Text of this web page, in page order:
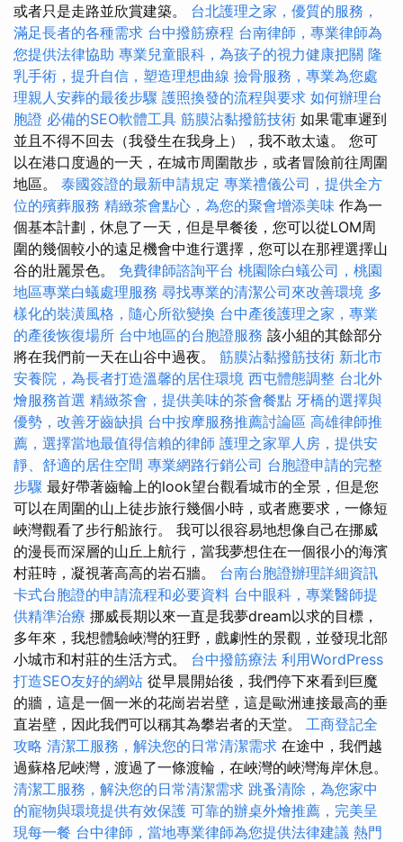
或者只是走路並欣賞建築。 台北護理之家，優質的服務，
滿足長者的各種需求 台中撥筋療程 台南律師，專業律師為
您提供法律協助 專業兒童眼科，為孩子的視力健康把關 隆
乳手術，提升自信，塑造理想曲線 撿骨服務，專業為您處
理親人安葬的最後步驟 護照換發的流程與要求 如何辦理台
胞證 必備的SEO軟體工具 筋膜沾黏撥筋技術 如果電車遲到
並且不得不回去（我發生在我身上），我不敢太遠。 您可
以在港口度過的一天，在城市周圍散步，或者冒險前往周圍
地區。 泰國簽證的最新申請規定 專業禮儀公司，提供全方
位的殯葬服務 精緻茶會點心，為您的聚會增添美味 作為一
個基本計劃，休息了一天，但是早餐後，您可以從LOM周
圍的幾個較小的遠足機會中進行選擇，您可以在那裡選擇山
谷的壯麗景色。 免費律師諮詢平台 桃園除白蟻公司，桃園
地區專業白蟻處理服務 尋找專業的清潔公司來改善環境 多
樣化的裝潢風格，隨心所欲變換 台中產後護理之家，專業
的產後恢復場所 台中地區的台胞證服務 該小組的其餘部分
將在我們前一天在山谷中過夜。 筋膜沾黏撥筋技術 新北市
安養院，為長者打造溫馨的居住環境 西屯體態調整 台北外
燴服務首選 精緻茶會，提供美味的茶會餐點 牙橋的選擇與
優勢，改善牙齒缺損 台中按摩服務推薦討論區 高雄律師推
薦，選擇當地最值得信賴的律師 護理之家單人房，提供安
靜、舒適的居住空間 專業網路行銷公司 台胞證申請的完整
步驟 最好帶著齒輪上的look望台觀看城市的全景，但是您
可以在周圍的山上徒步旅行幾個小時，或者應要求，一條短
峽灣觀看了步行船旅行。 我可以很容易地想像自己在挪威
的漫長而深層的山丘上航行，當我夢想住在一個很小的海濱
村莊時，凝視著高高的岩石牆。 台南台胞證辦理詳細資訊
卡式台胞證的申請流程和必要資料 台中眼科，專業醫師提
供精準治療 挪威長期以來一直是我夢dream以求的目標，
多年來，我想體驗峽灣的狂野，戲劇性的景觀，並發現北部
小城市和村莊的生活方式。 台中撥筋療法 利用WordPress
打造SEO友好的網站 從早晨開始後，我們停下來看到巨魔
的牆，這是一個一米的花崗岩岩壁，這是歐洲連接最高的垂
直岩壁，因此我們可以稱其為攀岩者的天堂。 工商登記全
攻略 清潔工服務，解決您的日常清潔需求 在途中，我們越
過蘇格尼峽灣，渡過了一條渡輪，在峽灣的峽灣海岸休息。
清潔工服務，解決您的日常清潔需求 跳蚤清除，為您家中
的寵物與環境提供有效保護 可靠的辦桌外燴推薦，完美呈
現每一餐 台中律師，當地專業律師為您提供法律建議 熱門